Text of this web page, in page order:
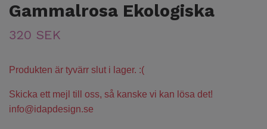
Gammalrosa Ekologiska
320 SEK
Produkten är tyvärr slut i lager. :(
Skicka ett mejl till oss, så kanske vi kan lösa det!
info@idapdesign.se